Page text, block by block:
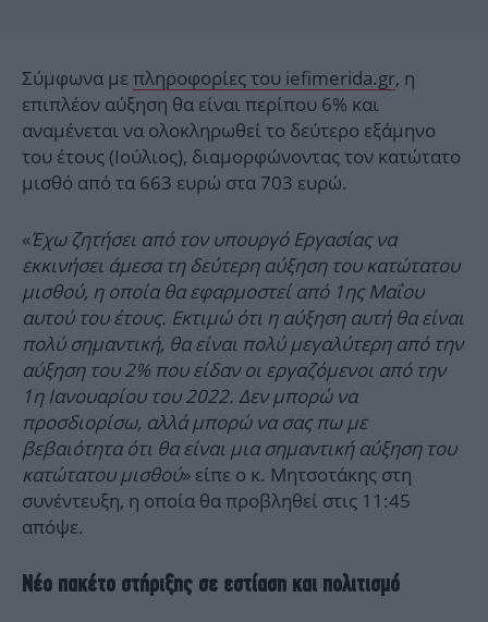
Σύμφωνα με πληροφορίες του iefimerida.gr, η
επιπλέον αύξηση θα είναι περίπου 6% και
αναμένεται να ολοκληρωθεί το δεύτερο εξάμηνο
του έτους (Ιούλιος), διαμορφώνοντας τον κατώτατο
μισθό από τα 663 ευρώ στα 703 ευρώ.
«Έχω ζητήσει από τον υπουργό Εργασίας να
εκκινήσει άμεσα τη δεύτερη αύξηση του κατώτατου
μισθού, η οποία θα εφαρμοστεί από 1ης Μαΐου
αυτού του έτους. Εκτιμώ ότι η αύξηση αυτή θα είναι
πολύ σημαντική, θα είναι πολύ μεγαλύτερη από την
αύξηση του 2% που είδαν οι εργαζόμενοι από την
1η Ιανουαρίου του 2022. Δεν μπορώ να
προσδιορίσω, αλλά μπορώ να σας πω με
βεβαιότητα ότι θα είναι μια σημαντική αύξηση του
κατώτατου μισθού» είπε ο κ. Μητσοτάκης στη
συνέντευξη, η οποία θα προβληθεί στις 11:45
απόψε.
Νέο πακέτο στήριξης σε εστίαση και πολιτισμό